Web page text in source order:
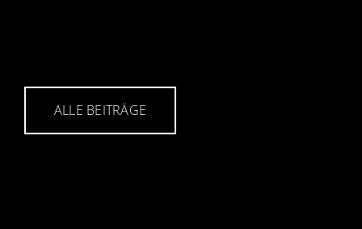
ALLE BEITRÄGE